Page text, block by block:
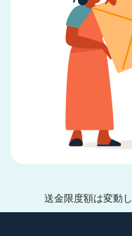
送金限度額は変動